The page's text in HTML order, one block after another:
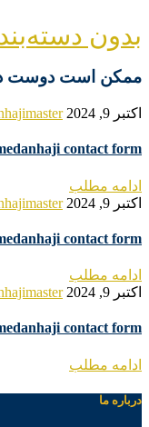
بدون
ممکن است دوست
اکتبر 9, 2024
contact form
ادامه مطلب
اکتبر 9, 2024
contact form
ادامه مطلب
اکتبر 9, 2024
contact form
ادامه مطلب
درباره ما